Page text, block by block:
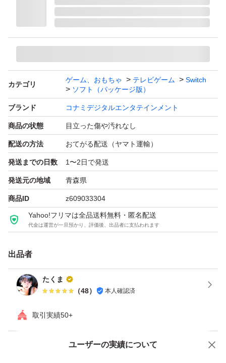
カテゴリ
ゲーム、おもちゃ テレビゲーム
Switch
ソフト（パッケージ版）
ブランド コナミデジタルエンタテインメント
商品の状態 目立った傷や汚れなし
配送の方法 おてがる配送（ヤマト運輸）
発送までの日数 1〜2日で発送
発送元の地域 青森県
商品ID z609033304
Yahoo!フリマは全品送料無料・匿名配送
代金は運営が一旦預かり、評価後、出品者に支払われます
出品者
たくま
（48） 本人確認済
取引実績50+
ユーザーの実績について
価格の相談 商品への質問